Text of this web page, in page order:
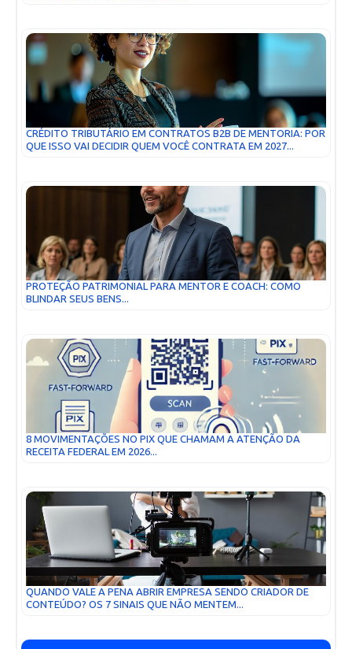
CRÉDITO TRIBUTÁRIO EM CONTRATOS B2B DE MENTORIA: POR
QUE ISSO VAI DECIDIR QUEM VOCÊ CONTRATA EM 2027...
PROTEÇÃO PATRIMONIAL PARA MENTOR E COACH: COMO
BLINDAR SEUS BENS...
8 MOVIMENTAÇÕES NO PIX QUE CHAMAM A ATENÇÃO DA
RECEITA FEDERAL EM 2026...
QUANDO VALE A PENA ABRIR EMPRESA SENDO CRIADOR DE
CONTEÚDO? OS 7 SINAIS QUE NÃO MENTEM...